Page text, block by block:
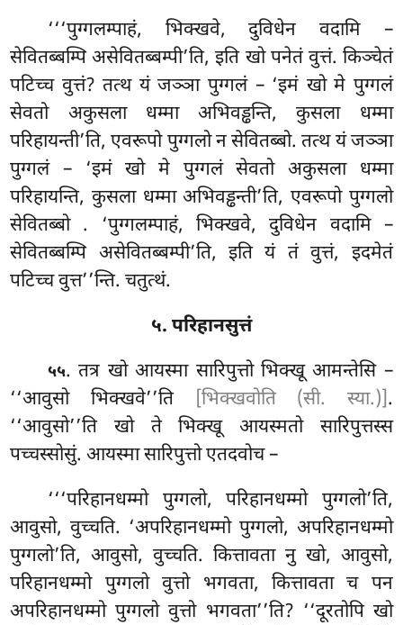
‘‘‘पुग्गलम्पाहं, भिक्खवे, दुविधेन वदामि –
सेवितब्बम्पि असेवितब्बम्पी’ति, इति खो पनेतं वुत्तं. किञ्चेतं
पटिच्च वुत्तं? तत्थ यं जञ्ञा पुग्गलं – ‘इमं खो मे पुग्गलं
सेवतो अकुसला धम्मा अभिवड्ढन्ति, कुसला धम्मा
परिहायन्ती’ति, एवरूपो पुग्गलो न सेवितब्बो. तत्थ यं जञ्ञा
पुग्गलं – ‘इमं खो मे पुग्गलं सेवतो अकुसला धम्मा
परिहायन्ति, कुसला धम्मा अभिवड्ढन्ती’ति, एवरूपो पुग्गलो
सेवितब्बो . ‘पुग्गलम्पाहं, भिक्खवे, दुविधेन वदामि –
सेवितब्बम्पि असेवितब्बम्पी’ति, इति यं तं वुत्तं, इदमेतं
पटिच्च वुत्त’’न्ति. चतुत्थं.
५. परिहानसुत्तं
५५. तत्र खो आयस्मा सारिपुत्तो भिक्खू आमन्तेसि –
‘‘आवुसो भिक्खवे’’ति
[भिक्खवोति (सी. स्या.)].
‘‘आवुसो’’ति खो ते भिक्खू आयस्मतो सारिपुत्तस्स
पच्चस्सोसुं. आयस्मा सारिपुत्तो एतदवोच –
‘‘‘परिहानधम्मो पुग्गलो, परिहानधम्मो पुग्गलो’ति,
आवुसो, वुच्चति. ‘अपरिहानधम्मो पुग्गलो, अपरिहानधम्मो
पुग्गलो’ति, आवुसो, वुच्चति. कित्तावता नु खो, आवुसो,
परिहानधम्मो पुग्गलो वुत्तो भगवता, कित्तावता च पन
अपरिहानधम्मो पुग्गलो वुत्तो भगवता’’ति? ‘‘दूरतोपि खो